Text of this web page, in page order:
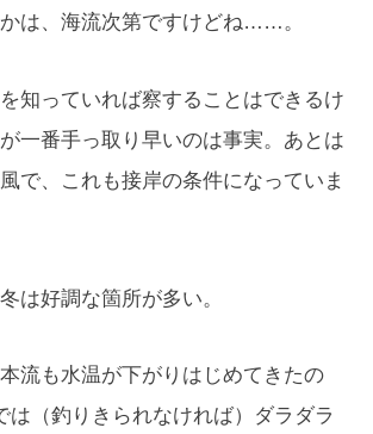
は、海流次第ですけどね……。
知っていれば察することはできるけ
一番手っ取り早いのは事実。あとは
で、これも接岸の条件になっていま
は好調な箇所が多い。
流も水温が下がりはじめてきたの
は（釣りきられなければ）ダラダラ